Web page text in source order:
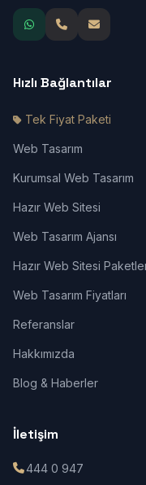
Hızlı Bağlantılar
Tek Fiyat Paketi
Web Tasarım
Kurumsal Web Tasarım
Hazır Web Sitesi
Web Tasarım Ajansı
Hazır Web Sitesi
Web Tasarım Fiyatları
Referanslar
Hakkımızda
Blog & Haberler
İletişim
444 0 947